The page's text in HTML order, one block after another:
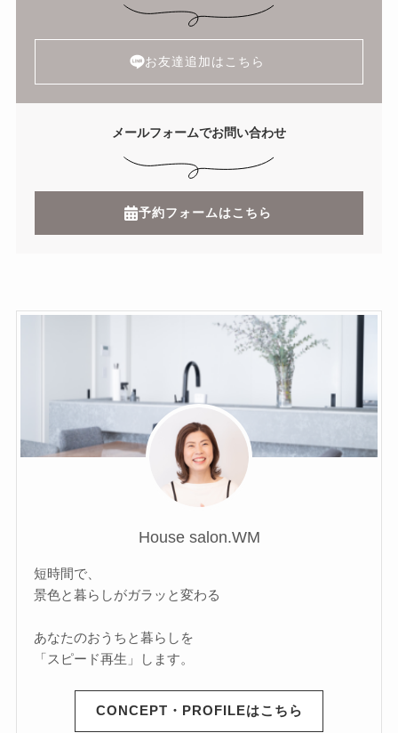
お友達追加はこちら
メールフォームでお問い合わせ
予約フォームはこちら
House salon.WM
短時間で、
景色と暮らしがガラッと変わる
あなたのおうちと暮らしを
「スピード再生」します。
CONCEPT・PROFILEはこちら